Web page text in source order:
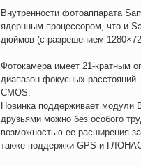
Внутренности фотоаппарата
ядернным процессором, что и
дюймов (с разрешением
Фотокамера имеет 21-кратным
диапазон фокусных
CMOS.
Новинка поддерживает модули
друзьями можно без особого
возможностью ее расширения
также поддержки GPS и